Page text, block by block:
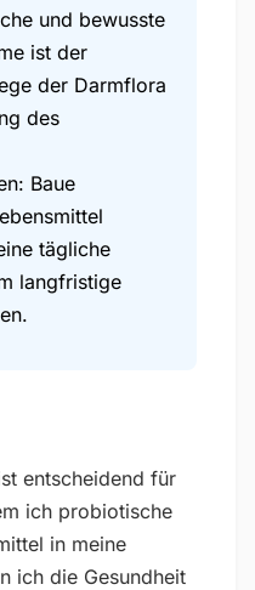
und bewusste
ist der
der Darmflora
des
Baue
tägliche
langfristige
entscheidend für
ich probiotische
in meine
ich die Gesundheit